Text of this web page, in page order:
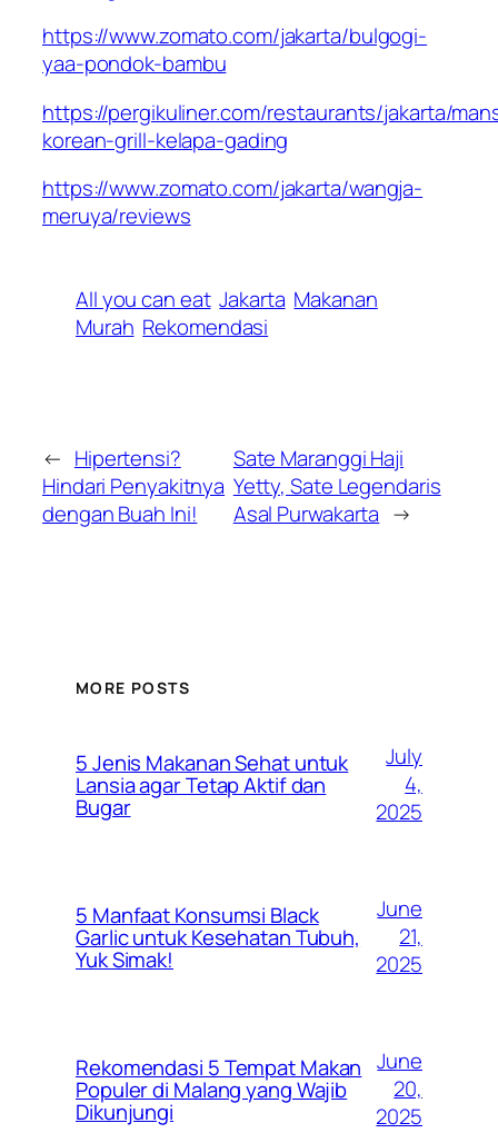
https://www.zomato.com/jakarta/bulgogi-
yaa-pondok-bambu
https://pergikuliner.com/restaurants/jakarta/
korean-grill-kelapa-gading
https://www.zomato.com/jakarta/wangja-
meruya/reviews
All you can eat Jakarta Makanan
Murah Rekomendasi
← Hipertensi?
Hindari Penyakitnya
dengan Buah Ini!
Sate Maranggi Haji
Yetty, Sate Legendaris
Asal Purwakarta →
MORE POSTS
5 Jenis Makanan Sehat untuk
Lansia agar Tetap Aktif dan
Bugar
July
4,
2025
5 Manfaat Konsumsi Black
Garlic untuk Kesehatan Tubuh,
Yuk Simak!
June
21,
2025
Rekomendasi 5 Tempat Makan
Populer di Malang yang Wajib
Dikunjungi
June
20,
2025